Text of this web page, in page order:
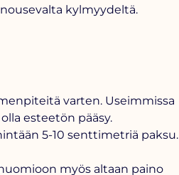
kylmyydeltä.
varten. Useimmissa
esteetön pääsy.
5-10 senttimetriä paksu.
myös altaan paino